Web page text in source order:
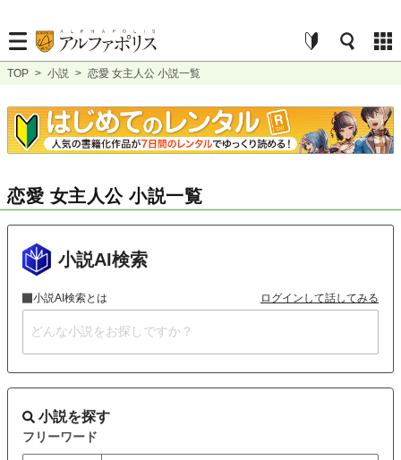
TOP > 小説 > 恋愛 女主人公 小説一覧
恋愛 女主人公 小説一覧
小説AI検索
小説AI検索とは ログインして話してみる
小説を探す
フリーワード